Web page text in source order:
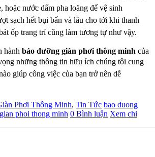
hoặc nước dấm pha loãng để vệ sinh
sạch hết bụi bẩn và lâu cho tới khi thanh
ốp trang trícũng làm tương tự như vậy.
hành bảo dưỡng giàn phơi thông minh của
những thông tin hữu ích chúng tôi cung
giúp công việc của bạn trở nên dễ
Phơi Thông Minh, Tin Tức bao duong
gian phoi thong minh 0 Bình luận Xem chi